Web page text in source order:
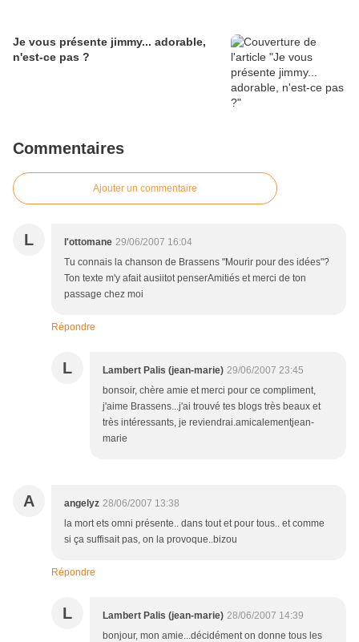
Je vous présente jimmy... adorable,
n'est-ce pas ?
Commentaires
Ajouter un commentaire
L l'ottomane 29/06/2007 16:04
Tu connais la chanson de Brassens "Mourir pour des idées"?
Ton texte m'y afait ausiitot penserAmitiés et merci de ton
passage chez moi
Répondre
L Lambert Palis (jean-marie) 29/06/2007 23:45
bonsoir, chère amie et merci pour ce compliment,
j'aime Brassens...j'ai trouvé tes blogs très beaux et
très intéressants, je reviendrai.amicalementjean-
marie
A angelyz 28/06/2007 13:38
la mort ets omni présente.. dans tout et pour tous.. et comme
si ça suffisait pas, on la provoque..bizou
Répondre
L Lambert Palis (jean-marie) 28/06/2007 14:39
bonjour, mon amie...décidément on donne tous les